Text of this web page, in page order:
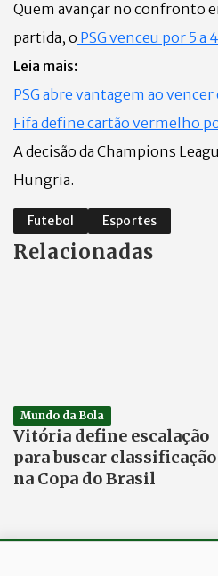
Quem avançar no confronto
partida, o PSG venceu por 5 a 4
Leia mais:
PSG abre vantagem ao
Fifa define cartão vermelho
A decisão da Champions
Hungria.
Futebol Esportes
Relacionadas
Mundo da Bola
Vitória define escalação
para buscar classificação
na Copa do Brasil